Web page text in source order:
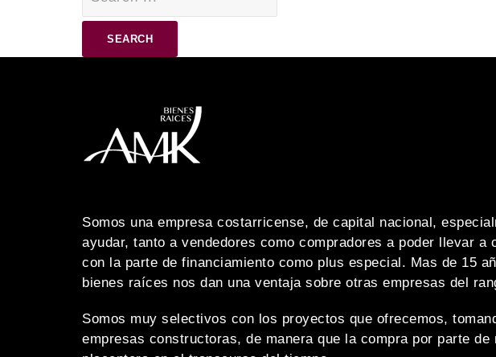
Somos una empresa costarricense, de capital nacional,
ayudar, tanto a vendedores como compradores a poder llevar a
con la parte de financiamiento como plus especial. Mas de 15
bienes raíces nos dan una ventaja sobre otras empresas del
Somos muy selectivos con los proyectos que ofrecemos,
empresas constructoras, de manera que la compra por parte